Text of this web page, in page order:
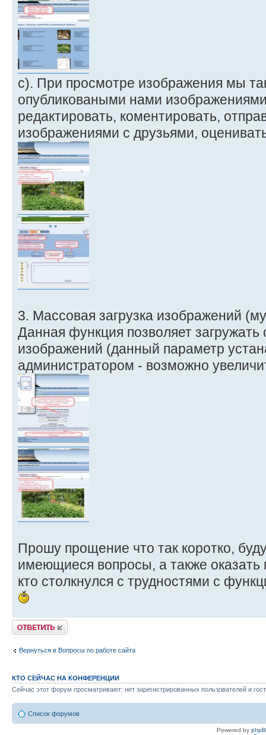
с). При просмотре изображения мы
опубликоваными нами
редактировать, коментировать,
изображениями с друзьями,
3. Массовая загрузка изображений
Данная функция позволяет
изображений (данный параметр
администратором - возможно
Прошу прощение что так коротко,
имеющиеся вопросы, а также
кто столкнулся с трудностями с
Ответить
Вернуться в Вопросы по работе сайта
КТО СЕЙЧАС НА КОНФЕРЕНЦИИ
Сейчас этот форум просматривают: нет зарегистрированных пользователей и
Список форумов
Powered by